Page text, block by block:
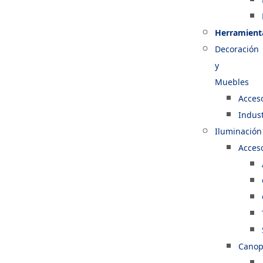
Decoración
y
Muebles
Iluminación